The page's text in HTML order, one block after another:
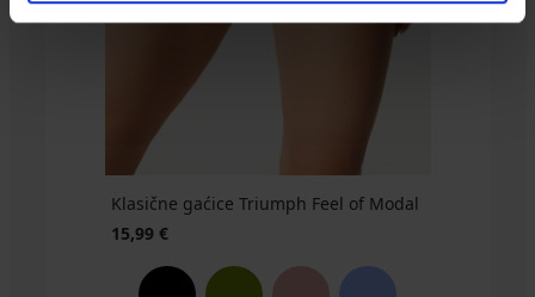
žicapodstavljeni
36,99
Lady
žica
Klasične gaćice Triumph Feel of Modal
15,99 €